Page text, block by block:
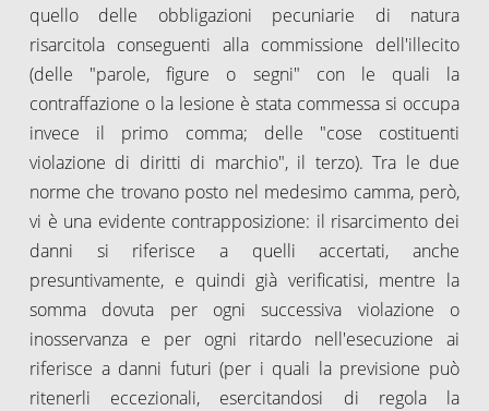
quello delle obbligazioni pecuniarie di natura
risarcitola conseguenti alla commissione dell'illecito
(delle "parole, figure o segni" con le quali la
contraffazione o la lesione è stata commessa si occupa
invece il primo comma; delle "cose costituenti
violazione di diritti di marchio", il terzo). Tra le due
norme che trovano posto nel medesimo camma, però,
vi è una evidente contrapposizione: il risarcimento dei
danni si riferisce a quelli accertati, anche
presuntivamente, e quindi già verificatisi, mentre la
somma dovuta per ogni successiva violazione o
inosservanza e per ogni ritardo nell'esecuzione ai
riferisce a danni futuri (per i quali la previsione può
ritenerli eccezionali, esercitandosi di regola la